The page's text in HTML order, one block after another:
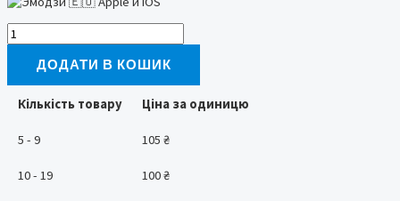
Miss
Tais
губ
ДОДАТИ В КОШИК
Кількість товару Ціна за одиницю
5 - 9 105 ₴
10 - 19 100₴